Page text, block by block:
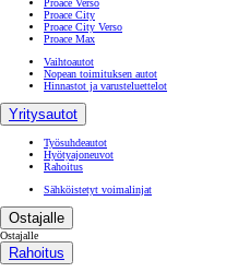
Proace Verso
Proace City
Proace City Verso
Proace Max
Vaihtoautot
Nopean toimituksen autot
Hinnastot ja varusteluettelot
Yritysautot
Työsuhdeautot
Hyötyajoneuvot
Rahoitus
Sähköistetyt voimalinjat
Ostajalle
Ostajalle
Rahoitus